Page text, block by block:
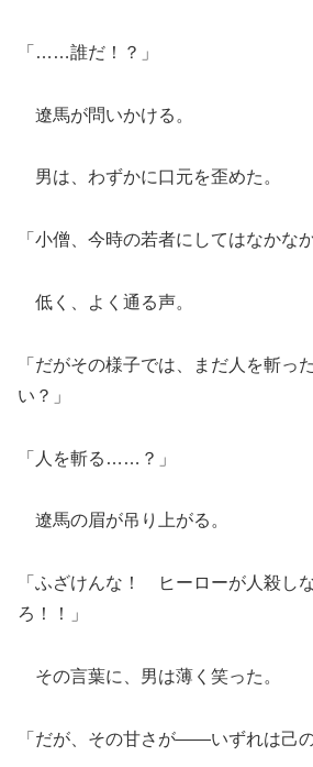
「……誰だ！？」
遼馬が問いかける。
男は、わずかに口元を歪めた。
「小僧、今時の若者にしてはなかな
低く、よく通る声。
「だがその様子では、まだ人を斬っ
い？」
「人を斬る……？」
遼馬の眉が吊り上がる。
「ふざけんな！ ヒーローが人殺し
ろ！！」
その言葉に、男は薄く笑った。
「だが、その甘さが――いずれは己